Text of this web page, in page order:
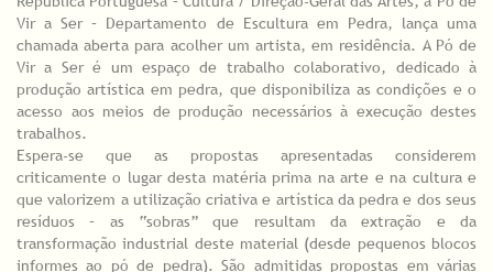
Vir a Ser – Departamento de Escultura em Pedra, lança uma
chamada aberta para acolher um artista, em residência. A Pó de
Vir a Ser é um espaço de trabalho colaborativo, dedicado à
produção artística em pedra, que disponibiliza as condições e o
acesso aos meios de produção necessários à execução destes
trabalhos.
Espera-se que as propostas apresentadas considerem
criticamente o lugar desta matéria prima na arte e na cultura e
que valorizem a utilização criativa e artística da pedra e dos seus
resíduos – as “sobras” que resultam da extração e da
transformação industrial deste material (desde pequenos blocos
informes ao pó de pedra). São admitidas propostas em várias